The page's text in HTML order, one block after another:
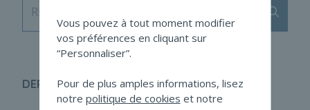
RECHERCHE
DERNIÈRES ACTUS
Vous pouvez à tout moment modifier
vos préférences en cliquant sur
“Personnaliser”.
Pour de plus amples informations, lisez
notre politique de cookies et notre